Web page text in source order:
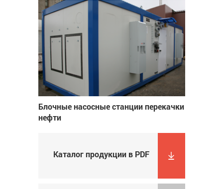
Блочные насосные станции перекачки
нефти
Каталог продукции в PDF